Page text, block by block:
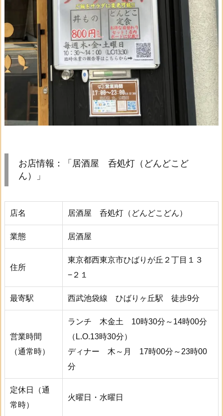
お店情報：「居酒屋 呑処灯（どんどこど
ん）」
店名 居酒屋 呑処灯（どんどこどん）
業態 居酒屋
住所
東京都西東京市ひばりが丘２丁目１３
−２１
最寄駅 西武池袋線 ひばりヶ丘駅 徒歩9分
営業時間
（通常時）
ランチ 木金土 10時30分～14時00分
（L.O.13時30分）
ディナー 木～月 17時00分～23時00
分
定休日（通
常時）
火曜日・水曜日